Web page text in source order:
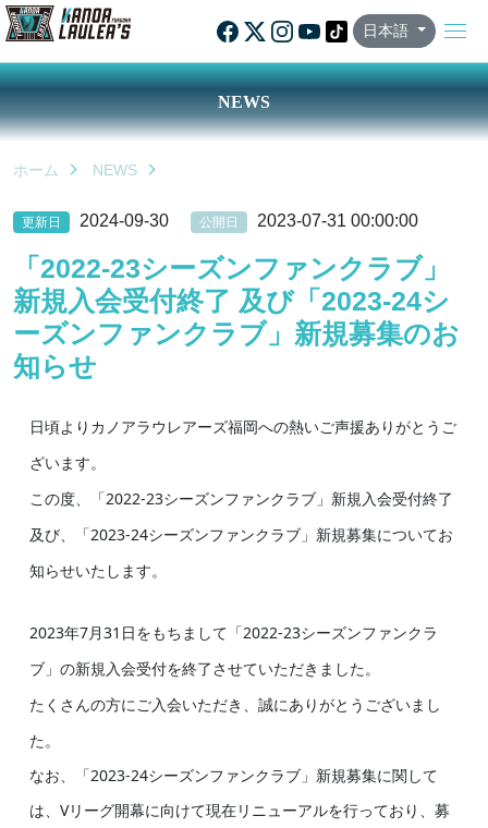
日本語
NEWS
ホーム NEWS
更新日 2024-09-30 公開日 2023-07-31 00:00:00
「2022-23シーズンファンクラブ」
新規入会受付終了 及び「2023-24シ
ーズンファンクラブ」新規募集のお
知らせ
日頃よりカノアラウレアーズ福岡への熱いご声援ありがとうご
ざいます。
この度、「2022-23シーズンファンクラブ」新規入会受付終了
及び、「2023-24シーズンファンクラブ」新規募集についてお
知らせいたします。
2023年7月31日をもちまして「2022-23シーズンファンクラ
ブ」の新規入会受付を終了させていただきました。
たくさんの方にご入会いただき、誠にありがとうございまし
た。
なお、「2023-24シーズンファンクラブ」新規募集に関して
は、Vリーグ開幕に向けて現在リニューアルを行っており、募